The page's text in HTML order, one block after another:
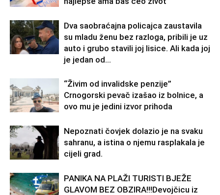
Dva saobraćajna policajca zaustavila
su mladu ženu bez razloga, pribili je uz
auto i grubo stavili joj lisice. Ali kada joj
je jedan od...
“Živim od invalidske penzije”
Crnogorski pevač izašao iz bolnice, a
ovo mu je jedini izvor prihoda
Nepoznati čovjek dolazio je na svaku
sahranu, a istina o njemu rasplakala je
cijeli grad.
PANIKA NA PLAŽI TURISTI BJEŽE
GLAVOM BEZ OBZIRA!!!Devojčicu iz